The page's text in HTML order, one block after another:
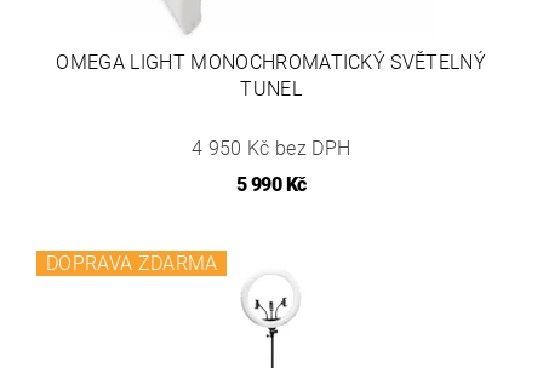
OMEGA LIGHT MONOCHROMATICKÝ SVĚTELNÝ
TUNEL
4 950 Kč bez DPH
5 990 Kč
DOPRAVA ZDARMA